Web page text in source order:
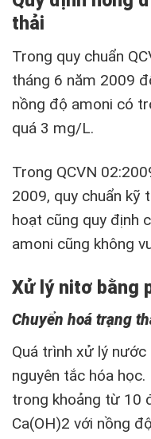
thải
Trong quy chuẩn
tháng 6 năm 2009
nồng độ amoni có
quá 3 mg/L.
Trong QCVN
2009, quy chuẩn kỹ
hoạt cũng quy định
amoni cũng không
Xử lý nitơ bằng
Chuyển hoá trạng
Quá trình xử lý
nguyên tắc hóa
trong khoảng từ 10
Ca(OH)2 với nồng